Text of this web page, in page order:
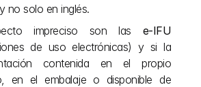
no solo en inglés.
impreciso son las e-IFU
de uso electrónicas) y si la
contenida en el propio
en el embalaje o disponible de